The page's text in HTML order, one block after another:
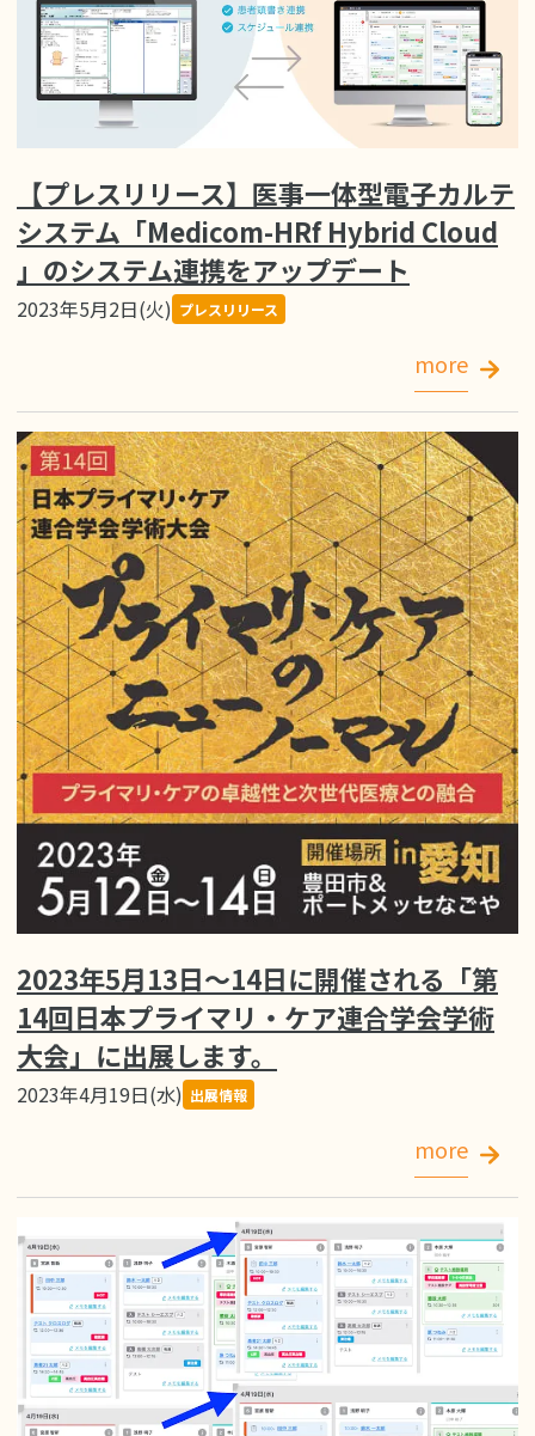
【プレスリリース】医事一体型電子カルテ
システム「Medicom-HRf Hybrid Cloud
」のシステム連携をアップデート
2023年5月2日(火) プレスリリース
more
2023年5月13日〜14日に開催される「第
14回日本プライマリ・ケア連合学会学術
大会」に出展します。
2023年4月19日(水) 出展情報
more